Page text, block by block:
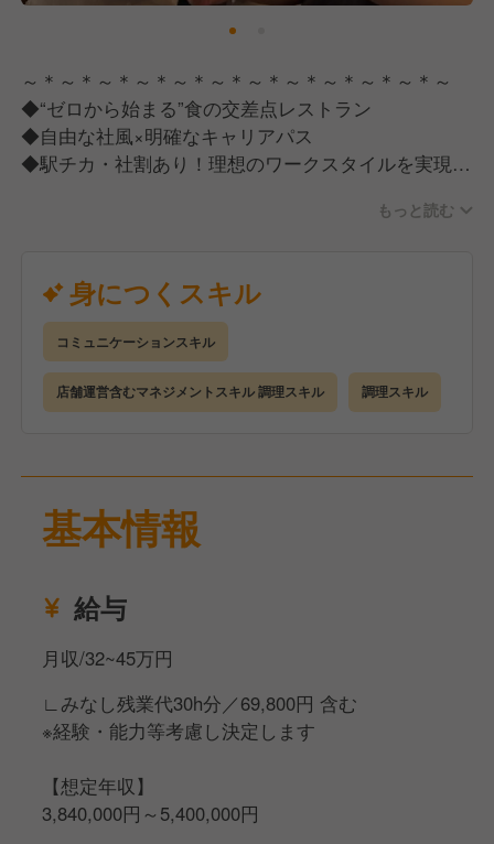
キャリアアップの面でも、店長やキッチン長、ブラン
あり、成長の機会をしっかりと提供しています。
さらに、弊社は多様なスタイルのカフェやレストラン
を展開しているため、ブランド間の異動も可能で、さ
まざまな経験を積むことができます。
～＊～＊～＊～＊～＊～＊～＊～＊～＊～＊～＊～
◆“ゼロから始まる”食の交差点レストラン
◆自由な社風×明確なキャリアパス
◆駅チカ・社割あり！理想のワークスタイルを実現
＼25年9月12日、高輪ゲートウェイにNEW OPEN！／
■店長候補
店舗運営業務全般をお任せいたします。
＜具体的には＞
- スタッフの指導・教育
- ブランドコンセプトに沿った空間づくり
ずつお任せしていきます。
＼ ZEROから始まる“選べる食”で、心地よい空間づく
りを♪／
る、居心地のよい空間づくりをチームの中心としてリ
ードしてください★
もっと読む
身につくスキル
コミュニケーションスキル
店舗運営含むマネジメントスキル 調理スキル 調理スキル
基本情報
給与
月収/32~45万円
∟みなし残業代30h分／69,800円 含む
※経験・能力等考慮し決定します
【想定年収】
3,840,000円～5,400,000円